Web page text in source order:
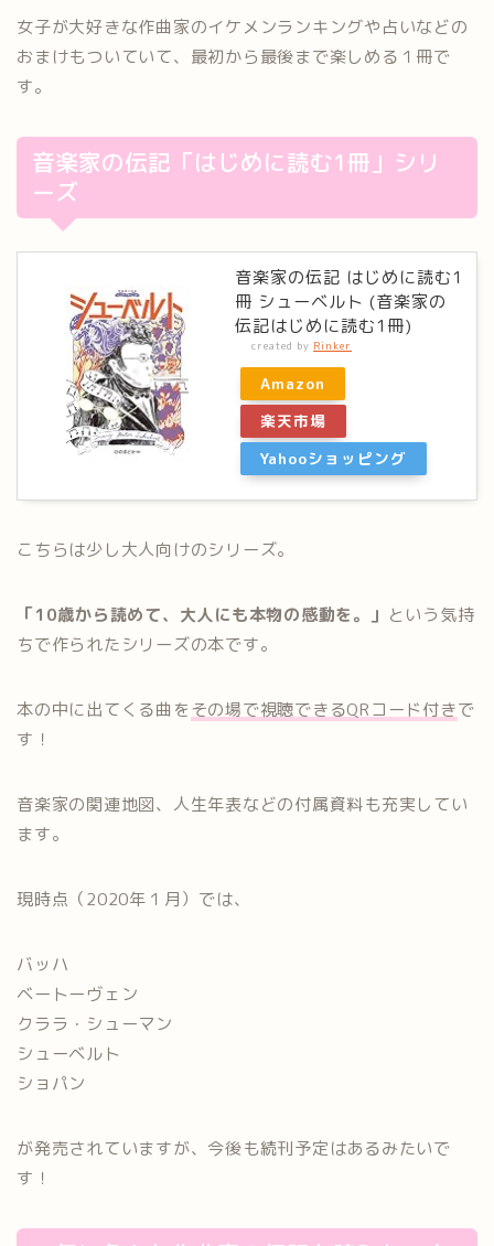
女子が大好きな作曲家のイケメンランキングや占いなどの
おまけもついていて、最初から最後まで楽しめる１冊で
す。
音楽家の伝記「はじめに読む1冊」シリ
ーズ
音楽家の伝記 はじめに読む1
冊 シューベルト (音楽家の
伝記はじめに読む1冊)
created by Rinker
Amazon
楽天市場
Yahooショッピング
こちらは少し大人向けのシリーズ。
「10歳から読めて、大人にも本物の感動を。」 という気持
ちで作られたシリーズの本です。
本の中に出てくる曲をその場で視聴できるQRコード付きで
す！
音楽家の関連地図、人生年表などの付属資料も充実してい
ます。
現時点（2020年１月）では、
バッハ
ベートーヴェン
クララ・シューマン
シューベルト
ショパン
が発売されていますが、今後も続刊予定はあるみたいで
す！